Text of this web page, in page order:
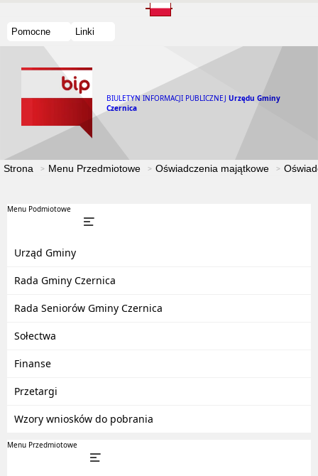
Pomocne Linki
BIULETYN INFORMACJI PUBLICZNEJ Urzędu Gminy
Czernica
Strona Menu Przedmiotowe Oświadczenia majątkowe
Menu Podmiotowe
Urząd Gminy
Rada Gminy Czernica
Rada Seniorów Gminy Czernica
Sołectwa
Finanse
Przetargi
Wzory wniosków do pobrania
Menu Przedmiotowe